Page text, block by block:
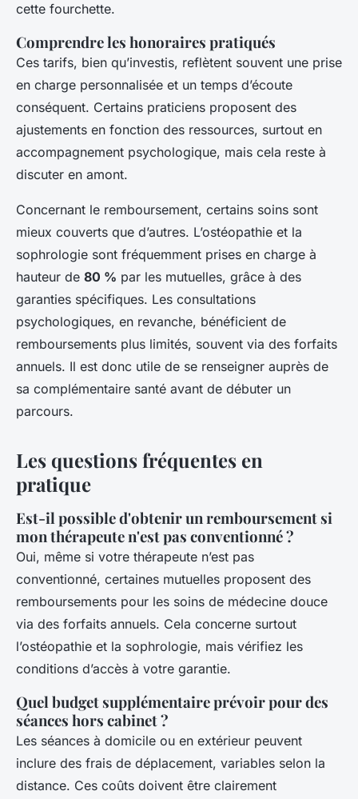
cette fourchette.
Comprendre les honoraires pratiqués
Ces tarifs, bien qu’investis, reflètent souvent une prise
en charge personnalisée et un temps d’écoute
conséquent. Certains praticiens proposent des
ajustements en fonction des ressources, surtout en
accompagnement psychologique, mais cela reste à
discuter en amont.
Concernant le remboursement, certains soins sont
mieux couverts que d’autres. L’ostéopathie et la
sophrologie sont fréquemment prises en charge à
hauteur de 80 % par les mutuelles, grâce à des
garanties spécifiques. Les consultations
psychologiques, en revanche, bénéficient de
remboursements plus limités, souvent via des forfaits
annuels. Il est donc utile de se renseigner auprès de
sa complémentaire santé avant de débuter un
parcours.
Les questions fréquentes en
pratique
Est-il possible d'obtenir un remboursement si
mon thérapeute n'est pas conventionné ?
Oui, même si votre thérapeute n’est pas
conventionné, certaines mutuelles proposent des
remboursements pour les soins de médecine douce
via des forfaits annuels. Cela concerne surtout
l’ostéopathie et la sophrologie, mais vérifiez les
conditions d’accès à votre garantie.
Quel budget supplémentaire prévoir pour des
séances hors cabinet ?
Les séances à domicile ou en extérieur peuvent
inclure des frais de déplacement, variables selon la
distance. Ces coûts doivent être clairement